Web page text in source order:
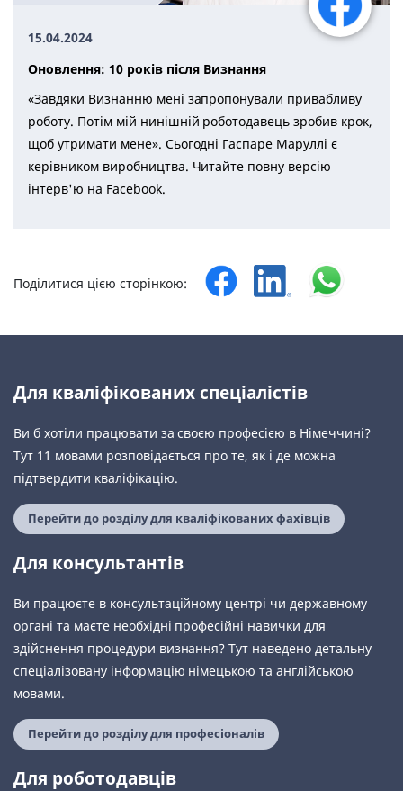
15.04.2024
Оновлення: 10 років після Визнання
«Завдяки Визнанню мені запропонували привабливу
роботу. Потім мій нинішній роботодавець зробив крок,
щоб утримати мене». Сьогодні Гаспаре Маруллі є
керівником виробництва. Читайте повну версію
інтерв'ю на Facebook.
Поділитися цією сторінкою:
Для кваліфікованих спеціалістів
Ви б хотіли працювати за своєю професією в Німеччині?
Тут 11 мовами розповідається про те, як і де можна
підтвердити кваліфікацію.
Перейти до розділу для кваліфікованих фахівців
Для консультантів
Ви працюєте в консультаційному центрі чи державному
органі та маєте необхідні професійні навички для
здійснення процедури визнання? Тут наведено детальну
спеціалізовану інформацію німецькою та англійською
мовами.
Перейти до розділу для професіоналів
Для роботодавців